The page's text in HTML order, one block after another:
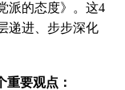
派的态度》。这4
递进、步步深化
重要观点：